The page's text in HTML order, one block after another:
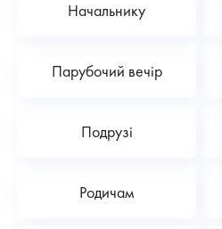
Начальнику
Парубочий вечір
Подрузі
Родичам